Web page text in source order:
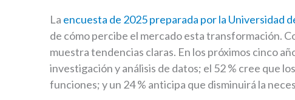
La encuesta de 2025 preparada por la Universidad
de cómo percibe el mercado esta transformación.
muestra tendencias claras. En los próximos cinco
investigación y análisis de datos; el 52 % cree que
funciones; y un 24 % anticipa que disminuirá la